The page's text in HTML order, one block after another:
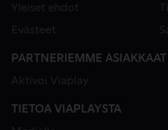
Yleiset ehdot
Evästeet
PARTNERIEMME ASIAKKAAT
Aktivoi Viaplay
TIETOA VIAPLAYSTA